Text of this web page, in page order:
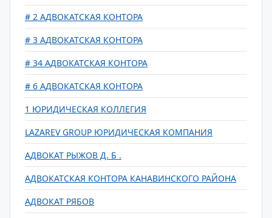
# 2 АДВОКАТСКАЯ КОНТОРА
# 3 АДВОКАТСКАЯ КОНТОРА
# 34 АДВОКАТСКАЯ КОНТОРА
# 6 АДВОКАТСКАЯ КОНТОРА
1 ЮРИДИЧЕСКАЯ КОЛЛЕГИЯ
LAZAREV GROUP ЮРИДИЧЕСКАЯ КОМПАНИЯ
АДВОКАТ РЫЖОВ Д. Б .
АДВОКАТСКАЯ КОНТОРА КАНАВИНСКОГО РАЙОНА
АДВОКАТ РЯБОВ